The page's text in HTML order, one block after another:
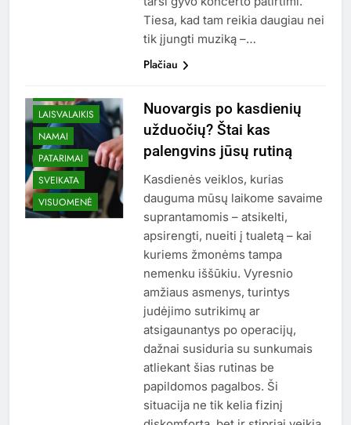
Tiesa, kad tam reikia daugiau nei
tik įjungti muziką –…
Plačiau
LAISVALAIKIS
NAMAI
PATARIMAI
SVEIKATA
VISUOMENĖ
Nuovargis po kasdienių
užduočių? Štai kas
palengvins jūsų rutiną
Kasdienės veiklos, kurias
dauguma mūsų laikome savaime
suprantamomis – atsikelti,
apsirengti, nueiti į tualetą – kai
kuriems žmonėms tampa
nemenku iššūkiu. Vyresnio
amžiaus asmenys, turintys
judėjimo sutrikimų ar
atsigaunantys po operacijų,
dažnai susiduria su sunkumais
atliekant šias rutinas be
papildomos pagalbos. Ši
situacija ne tik kelia fizinį